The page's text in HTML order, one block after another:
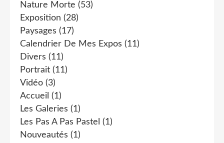
Nature Morte (53)
Exposition (28)
Paysages (17)
Calendrier De Mes Expos (11)
Divers (11)
Portrait (11)
Vidéo (3)
Accueil (1)
Les Galeries (1)
Les Pas A Pas Pastel (1)
Nouveautés (1)